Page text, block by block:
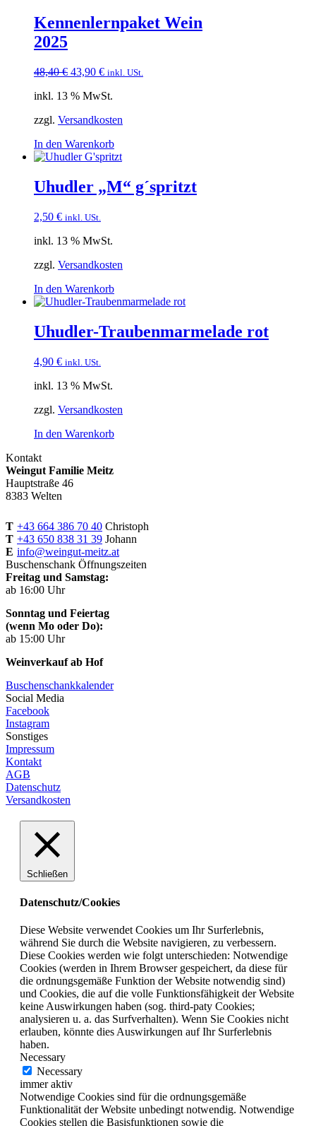
Kennenlernpaket Wein
2025
48,40€ Ursprünglicher
war:
43,90 €Aktueller
ist:
inkl. USt.
inkl. 13 % MwSt.
zzgl. Versandkosten
In den Warenkorb
Uhudler „M“ g´spritzt
2,50 € inkl. USt.
inkl. 13 % MwSt.
zzgl. Versandkosten
In den Warenkorb
Uhudler-Traubenmarmelade rot
4,90 € inkl. USt.
inkl. 13 % MwSt.
zzgl. Versandkosten
In den Warenkorb
Kontakt
Weingut Familie Meitz
Hauptstraße 46
8383 Welten
T +43 664 386 70 40 Christoph
T +43 650 838 31 39 Johann
E info@weingut-meitz.at
Buschenschank Öffnungszeiten
Freitag und Samstag:
ab 16:00 Uhr
Sonntag und Feiertag
(wenn Mo oder Do):
ab 15:00 Uhr
Weinverkauf ab Hof
Buschenschankkalender
Social Media
Facebook
Instagram
Sonstiges
Impressum
Kontakt
AGB
Datenschutz
Versandkosten
Schließen
Datenschutz/Cookies
Diese Website verwendet Cookies um Ihr Surferlebnis,
während Sie durch die Website navigieren, zu verbessern.
Diese Cookies werden wie folgt unterschieden: Notwendige
Cookies (werden in Ihrem Browser gespeichert, da diese für
die ordnungsgemäße Funktion der Website notwendig sind)
und Cookies, die auf die volle Funktionsfähigkeit der Website
keine Auswirkungen haben (sog. third-paty Cookies;
analysieren u. a. das Surfverhalten). Wenn Sie Cookies nicht
erlauben, könnte dies Auswirkungen auf Ihr Surferlebnis
haben.
Necessary
Necessary
immer aktiv
Notwendige Cookies sind für die ordnungsgemäße
Funktionalität der Website unbedingt notwendig. Notwendige
Cookies stellen die Basisfunktionen sowie die